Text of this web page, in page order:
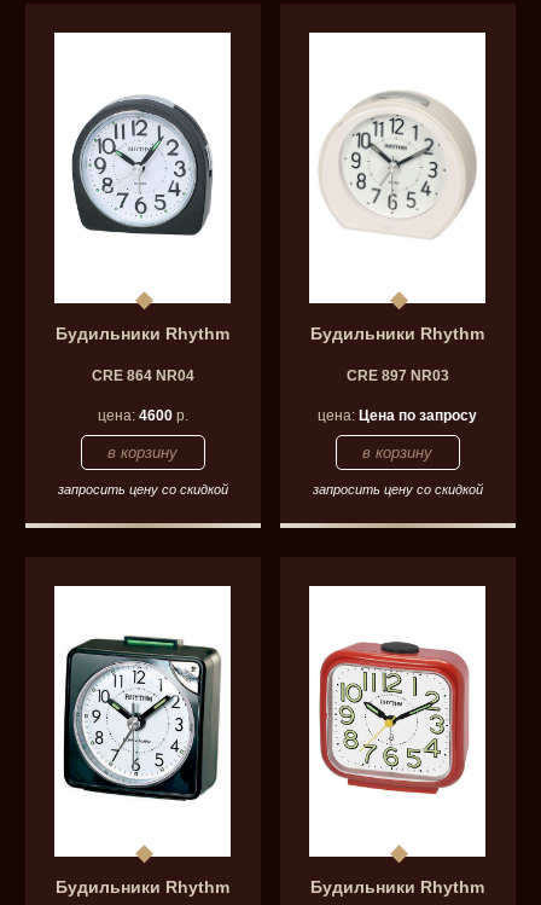
Будильники Rhythm
CRE 864 NR04
цена: 4600р.
запросить цену со скидкой
Будильники Rhythm
CRE 897 NR03
цена:Цена по запросу
запросить цену со скидкой
Будильники Rhythm Будильники Rhythm